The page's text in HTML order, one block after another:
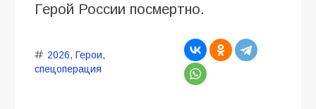
Герой России посмертно.
2026, Герои,
спецоперация